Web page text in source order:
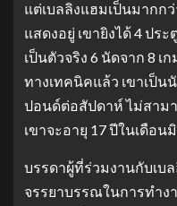
แต่เบลลิงแฮมเป็นมากก
แสดงอยู่ เขายิงได้ 4 ปร
เป็นตัวจริง 6 นัดจาก 8
ทางเทคนิคแล้ว เขาเป็น
ปอนด์ต่อสัปดาห์ ไม่สาม
เขาจะอายุ 17 ปีในเดือน
บรรดาผู้ที่ร่วมงานกับเบ
จรรยาบรรณในการทำง